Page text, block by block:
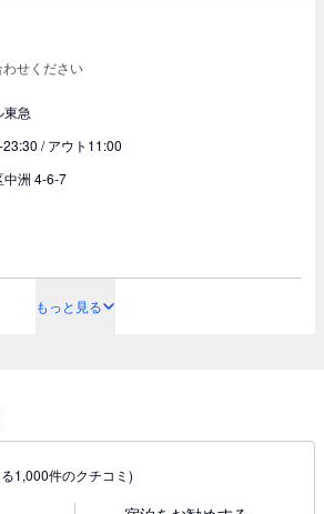
せください
東急
23:30 /アウト11:00
中洲 4-6-7
もっと見る
1,000件のクチコミ)